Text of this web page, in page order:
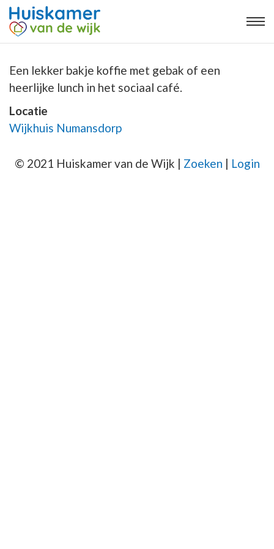
Een lekker bakje koffie met gebak of een
heerlijke lunch in het sociaal café.
Locatie
Wijkhuis Numansdorp
© 2021 Huiskamer van de Wijk | Zoeken | Login